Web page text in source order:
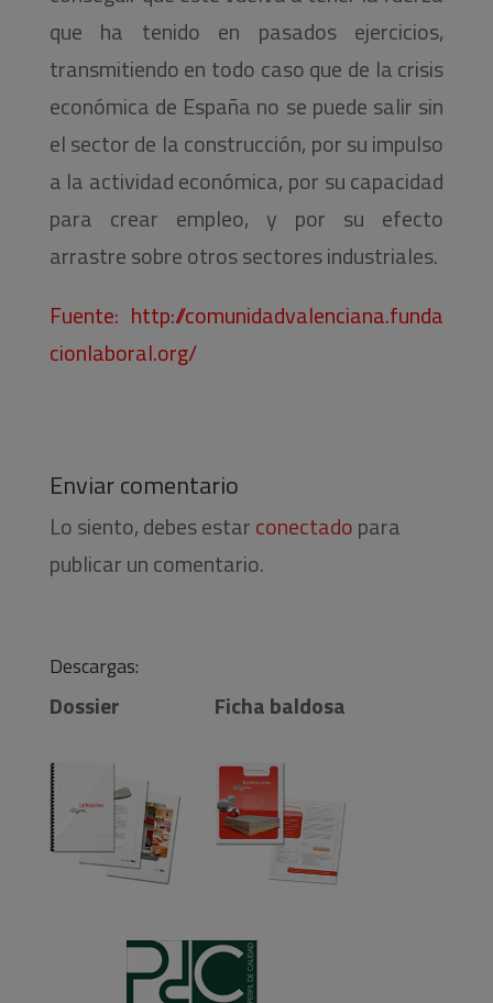
que ha tenido en pasados ejercicios,
transmitiendo en todo caso que de la crisis
económica de España no se puede salir sin
el sector de la construcción, por su impulso
a la actividad económica, por su capacidad
para crear empleo, y por su efecto
arrastre sobre otros sectores industriales.
Fuente: http://comunidadvalenciana.funda
cionlaboral.org/
Enviar comentario
Lo siento, debes estarconectadopara
publicar un comentario.
Descargas:
Dossier Ficha baldosa